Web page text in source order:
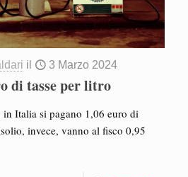
il 3 Marzo 2024
di tasse per litro
Italia si pagano 1,06 euro di
invece, vanno al fisco 0,95